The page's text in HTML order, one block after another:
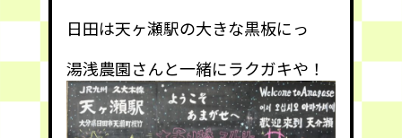
日田は天ヶ瀬駅の大きな黒板にっ
湯浅農園さんと一緒にラクガキや！